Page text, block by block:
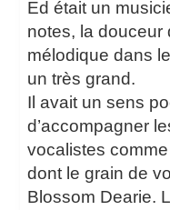
Ed était un
notes, la douceur
mélodique dans
un très grand.
Il avait un sens
d’accompagner
vocalistes
dont le grain de
Blossom Dearie.